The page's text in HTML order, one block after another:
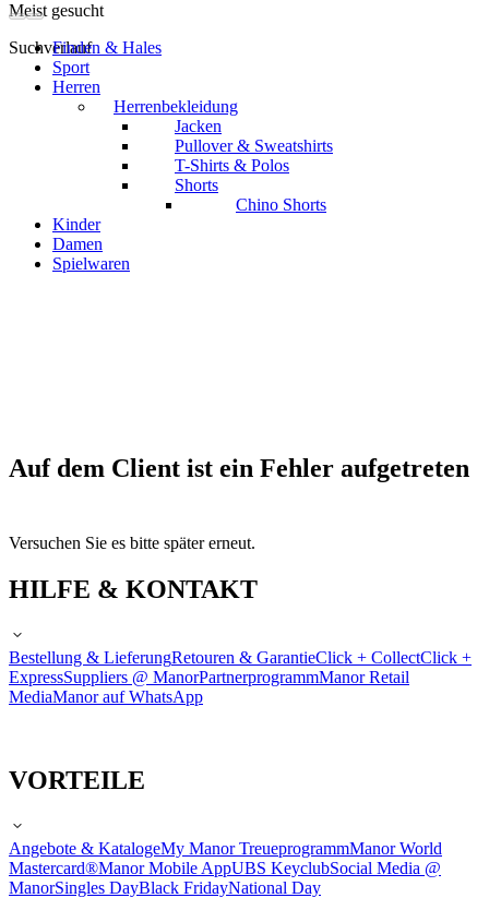
Meist gesucht
SuchverlaufFinden & Hales
Sport
Herren
Herrenbekleidung
Jacken
Pullover & Sweatshirts
T-Shirts & Polos
Shorts
Chino Shorts
Kinder
Damen
Spielwaren
Auf dem Client ist ein Fehler aufgetreten
Versuchen Sie es bitte später erneut.
HILFE & KONTAKT
Bestellung & LieferungRetouren & GarantieClick + CollectClick +
ExpressSuppliers @ ManorPartnerprogrammManor Retail
MediaManor auf WhatsApp
VORTEILE
Angebote & KatalogeMy Manor TreueprogrammManor World
Mastercard®Manor Mobile AppUBS KeyclubSocial Media @
ManorSingles DayBlack FridayNational Day